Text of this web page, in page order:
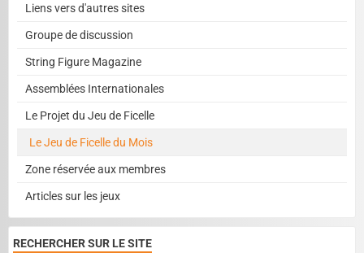
Liens vers d'autres sites
Groupe de discussion
String Figure Magazine
Assemblées Internationales
Le Projet du Jeu de Ficelle
Le Jeu de Ficelle du Mois
Zone réservée aux membres
Articles sur les jeux
RECHERCHER SUR LE SITE